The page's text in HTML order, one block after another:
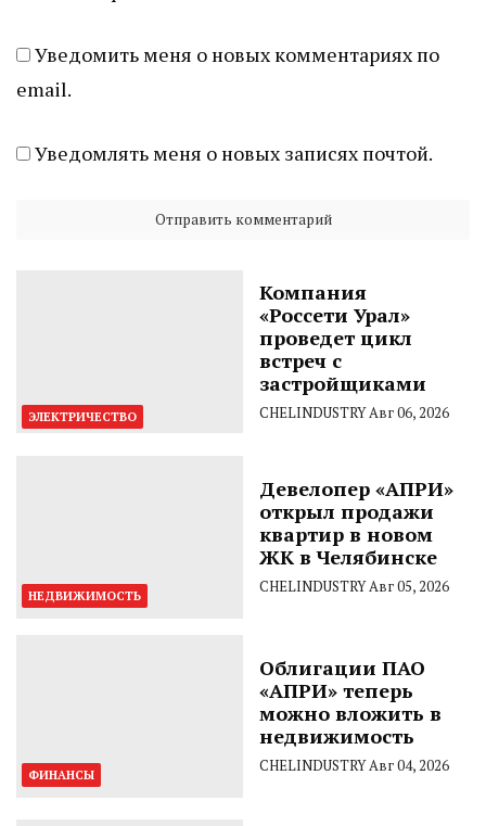
Уведомить меня о новых комментариях по
email.
Уведомлять меня о новых записях почтой.
ЭЛЕКТРИЧЕСТВО
Компания
«Россети Урал»
проведет цикл
встреч с
застройщиками
CHELINDUSTRYАвг 06, 2026
НЕДВИЖИМОСТЬ
Девелопер «АПРИ»
открыл продажи
квартир в новом
ЖК в Челябинске
CHELINDUSTRYАвг 05, 2026
ФИНАНСЫ
Облигации ПАО
«АПРИ» теперь
можно вложить в
недвижимость
CHELINDUSTRYАвг 04, 2026